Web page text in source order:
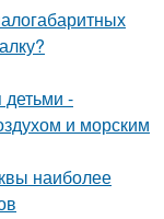
-
и морским
наиболее